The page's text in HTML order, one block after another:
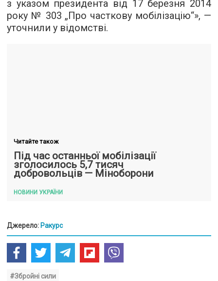
з указом президента від 17 березня 2014
року № 303 „Про часткову мобілізацію“», —
уточнили у відомстві.
Читайте також
Під час останньої мобілізації
зголосилось 5,7 тисяч
добровольців — Міноборони
НОВИНИ УКРАЇНИ
Джерело: Ракурс
#Збройні сили